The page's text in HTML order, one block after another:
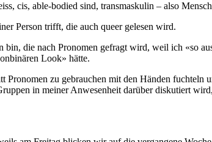
cis, able-bodied sind, transmaskulin – also
Person trifft, die auch queer gelesen wird.
die nach Pronomen gefragt wird, weil ich «so
Look» hätte.
zu gebrauchen mit den Händen fuchteln
in meiner Anwesenheit darüber diskutiert